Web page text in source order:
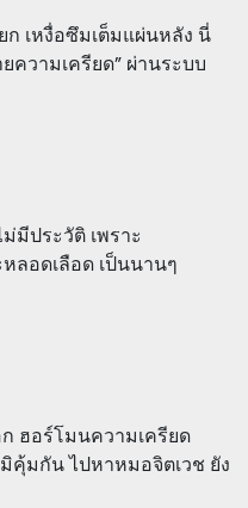
เหงื่อซึมเต็มแผ่นหลัง นี่
ความเครียด” ผ่านระบบ
มีประวัติ เพราะ
ลอดเลือด เป็นนานๆ
ฮอร์โมนความเครียด
มกัน ไปหาหมอจิตเวช ยัง